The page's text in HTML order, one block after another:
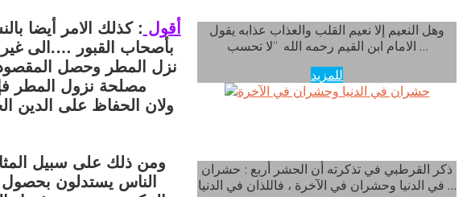
أقول : كذلك الامر أيضا
بأصحاب القبور ….الى
نزل المطر وحصل
مصلحة نزول المطر
ولان الحفاظ على الدين
ومن ذلك على سبيل
الناس يستدلون
وهل النعيم إلا نعيم القلب والعذاب عذابه يقول
الامام ابن القيم رحمه الله “لا تحسب …
للمزيد
ذكر القرطبي في تذكرته أن الحشر أربع : حشران
في الدنيا وحشران في الآخرة ، فاللذان في الدنيا …